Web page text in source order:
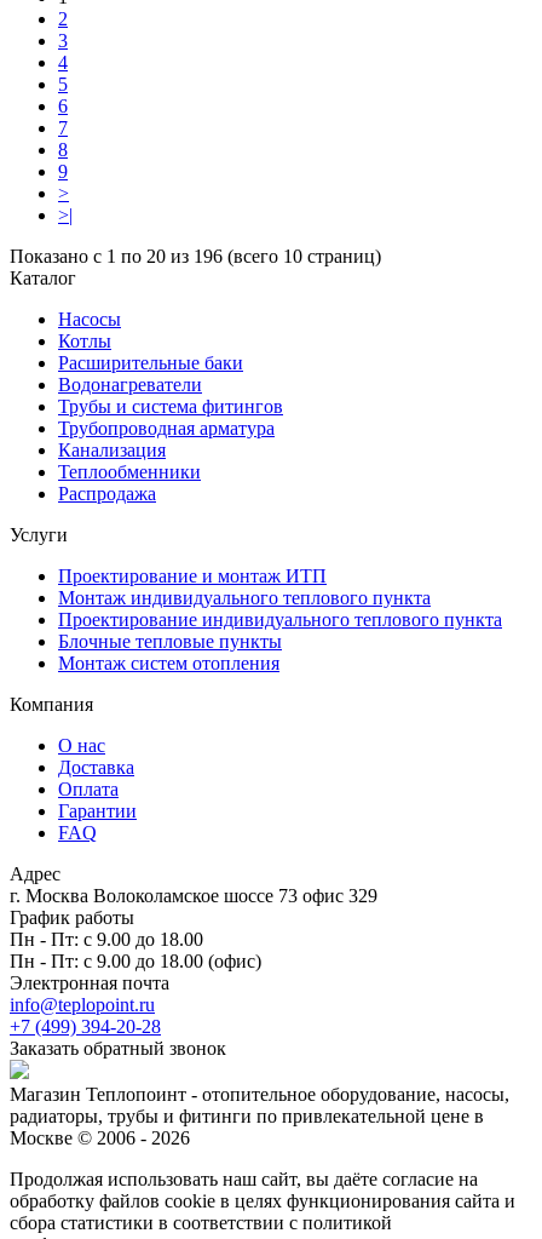
2
3
4
5
6
7
8
9
>
>|
Показано с 1 по 20 из 196 (всего 10 страниц)
Каталог
Насосы
Котлы
Расширительные баки
Водонагреватели
Трубы и система фитингов
Трубопроводная арматура
Канализация
Теплообменники
Распродажа
Услуги
Проектирование и монтаж ИТП
Монтаж индивидуального теплового пункта
Проектирование индивидуального теплового пункта
Блочные тепловые пункты
Монтаж систем отопления
Компания
О нас
Доставка
Оплата
Гарантии
FAQ
Адрес
г. Москва Волоколамское шоссе 73 офис 329
График работы
Пн - Пт: с 9.00 до 18.00
Пн - Пт: с 9.00 до 18.00 (офис)
Электронная почта
info@teplopoint.ru
+7 (499) 394-20-28
Заказать обратный звонок
Магазин Теплопоинт - отопительное оборудование, насосы,
радиаторы, трубы и фитинги по привлекательной цене в
Москве © 2006 - 2026
Продолжая использовать наш сайт, вы даёте согласие на
обработку файлов cookie в целях функционирования сайта и
сбора статистики в соответствии с политикой